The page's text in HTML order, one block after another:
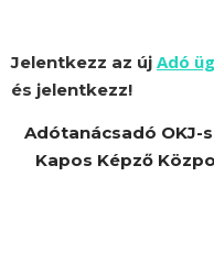
Jelentkezz az új Adó
és jelentkezz!
Adótanácsadó OKJ-
Kapos Képző